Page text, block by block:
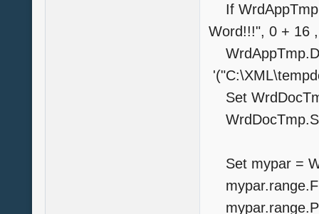
If WrdAppTmp
Word!!!", 0 + 16
Set
Set mypar =